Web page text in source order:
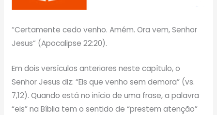
“Certamente cedo venho. Amém. Ora vem, Senhor
Jesus” (Apocalipse 22:20).
Em dois versículos anteriores neste capítulo, o
Senhor Jesus diz: “Eis que venho sem demora” (vs.
7,12). Quando está no início de uma frase, a palavra
“eis” na Bíblia tem o sentido de “prestem atenção”